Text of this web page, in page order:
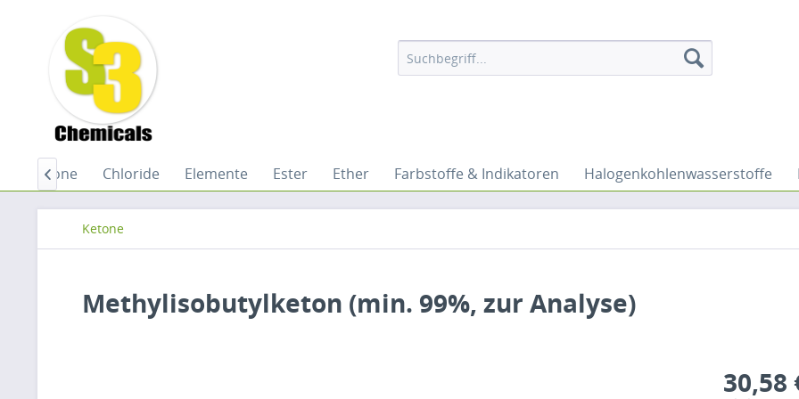
Chinone Chloride Elemente Ester Ether Farbstoffe & Indikatoren Halogenkohlenwasserstoffe

Ketone
Methylisobutylketon (min. 99%, zur Analyse)
30,58